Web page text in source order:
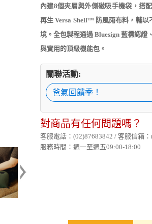
內建8個夾層與外側磁吸手機袋，搭
再生 Versa Shell™ 防風雨布料，輔以
境。全包製程通過 Bluesign 藍標認證
與實用的頂級機能包。
關聯活動:
爸氣回饋季！
對商品有任何問題嗎？
客服電話：(02)87683842 / 客服信箱
服務時間：週一至週五09:00-18:00